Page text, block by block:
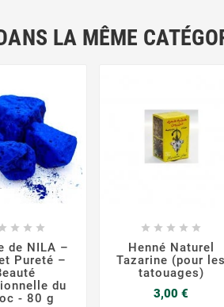
LA MÊME
  
de NILA –
Pureté –
du
- 80 g
    
Henné Naturel
Tazarine (pour les
tatouages)
3,00 €